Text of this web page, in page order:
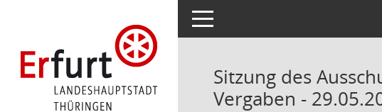
Toggle navigation
Sitzung des
Vergaben -